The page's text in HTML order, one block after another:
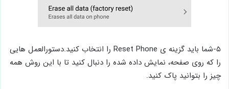
۵-شما باید گزینه ی Reset Phone را انتخاب کنید.دستورالعمل هایی
را که روی صفحه، نمایش داده شده را دنبال کنید تا با این روش همه
چیز را بتوانید پاک کنید.